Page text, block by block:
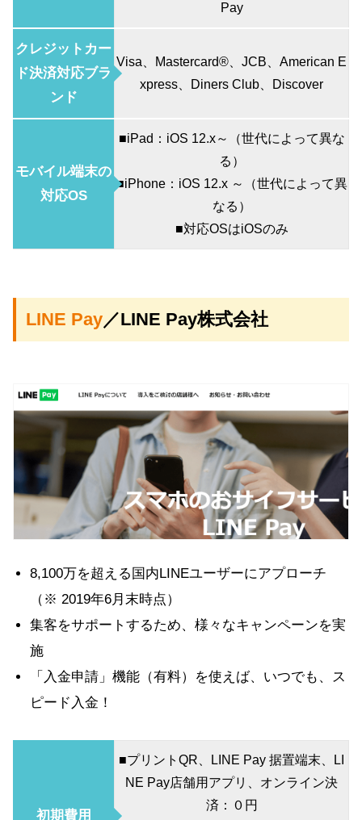
Pay
クレジットカー
ド決済対応ブラ
ンド
Visa、Mastercard®、JCB、American E
xpress、Diners Club、Discover
モバイル端末の
対応OS
■iPad：iOS 12.x～（世代によって異な
る）
■iPhone：iOS 12.x ～（世代によって異
なる）
■対応OSはiOSのみ
LINE Pay／LINE Pay株式会社
8,100万を超える国内LINEユーザーにアプローチ
（※ 2019年6月末時点）
集客をサポートするため、様々なキャンペーンを実
施
「入金申請」機能（有料）を使えば、いつでも、ス
ピード入金！
初期費用
■プリントQR、LINE Pay 据置端末、LI
NE Pay店舗用アプリ、オンライン決
済：０円